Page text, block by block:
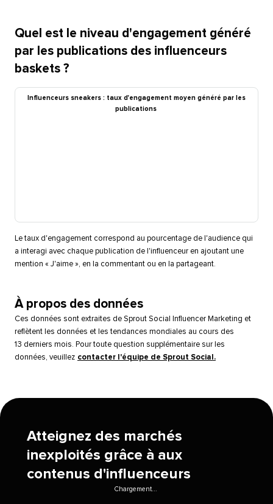
Quel est le niveau d'engagement généré
par les publications des influenceurs
baskets ?​​
Influenceurs sneakers : taux d'engagement moyen généré par les
publications​​
Le taux d'engagement correspond au pourcentage de l'audience qui
a interagi avec chaque publication de l'influenceur en ajoutant une
mention « J'aime », en la commentant ou en la partageant.​​
À propos des données​​
Ces données sont extraites de Sprout Social Influencer Marketing et
reflètent les données et les tendances mondiales au cours des
13 derniers mois. Pour toute question supplémentaire sur les
données, veuillez contacter l'équipe de Sprout Social.​​
Atteignez des marchés
inexploités grâce à aux
contenus d'influenceurs​​
Chargement...​​